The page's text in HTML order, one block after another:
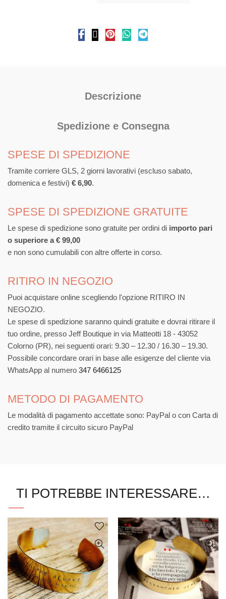
Descrizione
Spedizione e Consegna
SPESE DI SPEDIZIONE
Tramite corriere GLS, 2 giorni lavorativi (escluso sabato,
domenica e festivi) € 6,90.
SPESE DI SPEDIZIONE GRATUITE
Le spese di spedizione sono gratuite per ordini di importo pari
o superiore a € 99,00
e non sono cumulabili con altre offerte in corso.
RITIRO IN NEGOZIO
Puoi acquistare online scegliendo l'opzione RITIRO IN
NEGOZIO.
Le spese di spedizione saranno quindi gratuite e dovrai ritirare il
tuo ordine, presso Jeff Boutique in via Matteotti 18 - 43052
Colorno (PR), nei seguenti orari: 9.30 – 12.30 / 16.30 – 19.30.
Possibile concordare orari in base alle esigenze del cliente via
WhatsApp al numero 347 6466125
METODO DI PAGAMENTO
Le modalità di pagamento accettate sono: PayPal o con Carta di
credito tramite il circuito sicuro PayPal
TI POTREBBE INTERESSARE…